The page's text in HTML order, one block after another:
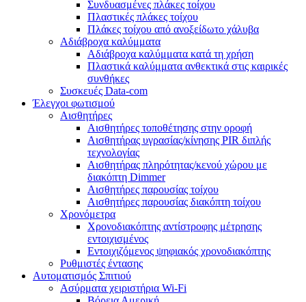
Συνδυασμένες πλάκες τοίχου
Πλαστικές πλάκες τοίχου
Πλάκες τοίχου από ανοξείδωτο χάλυβα
Αδιάβροχα καλύμματα
Αδιάβροχα καλύμματα κατά τη χρήση
Πλαστικά καλύμματα ανθεκτικά στις καιρικές
συνθήκες
Συσκευές Data-com
Έλεγχοι φωτισμού
Αισθητήρες
Αισθητήρες τοποθέτησης στην οροφή
Αισθητήρας υγρασίας/κίνησης PIR διπλής
τεχνολογίας
Αισθητήρας πληρότητας/κενού χώρου με
διακόπτη Dimmer
Αισθητήρες παρουσίας τοίχου
Αισθητήρες παρουσίας διακόπτη τοίχου
Χρονόμετρα
Χρονοδιακόπτης αντίστροφης μέτρησης
εντοιχισμένος
Εντοιχιζόμενος ψηφιακός χρονοδιακόπτης
Ρυθμιστές έντασης
Αυτοματισμός Σπιτιού
Ασύρματα χειριστήρια Wi-Fi